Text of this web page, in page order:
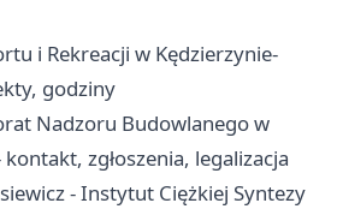
i Rekreacji w Kędzierzynie-
godziny
Nadzoru Budowlanego w
zgłoszenia, legalizacja
- Instytut Ciężkiej Syntezy